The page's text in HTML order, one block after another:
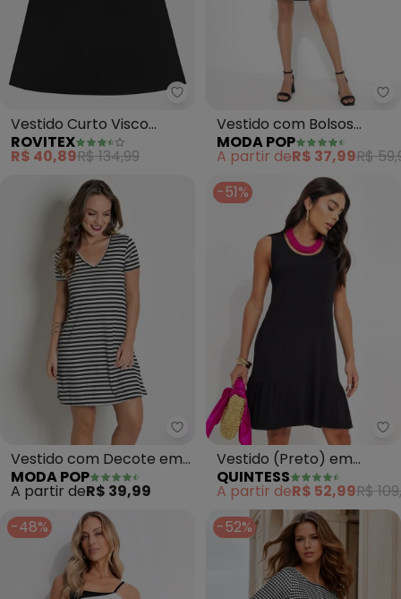
Rovitex - Vestido Curto Visco
Vestido Curto Visco
Maquinetada Feminino
(Preto)
ROVITEX
R$ 40,89R$ 134,99
Vestido com Bolsos
(Preto)
MODA POP
A partir deR$ 37,99R$
Moda Pop - Vestido com
Vestido com Decote em
V (Listrada)
MODA POP
A partir deR$ 39,99
-51%
Vestido (Preto) em
Malha de Viscose com
Elastano
QUINTESS
A partir deR$ 52,99R$
-48%
-52%